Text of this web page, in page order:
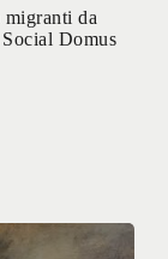
migranti da
Domus